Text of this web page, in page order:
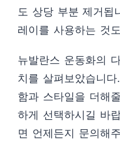
도 상당 부분 제거됩
레이를 사용하는 것
뉴발란스 운동화의
치를 살펴보았습니
함과 스타일을 더해
하게 선택하시길 바
면 언제든지 문의해